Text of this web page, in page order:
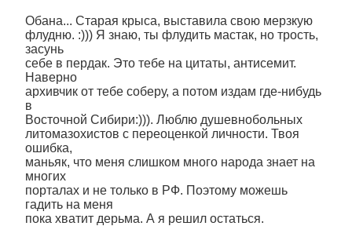
Обана... Старая крыса, выставила свою мерзкую
флудню. :))) Я знаю, ты флудить мастак, но трость,
засунь
себе в пердак. Это тебе на цитаты, антисемит.
Наверно
архивчик от тебе соберу, а потом издам где-нибудь
в
Восточной Сибири:))). Люблю душевнобольных
литомазохистов с переоценкой личности. Твоя
ошибка,
маньяк, что меня слишком много народа знает на
многих
порталах и не только в РФ. Поэтому можешь
гадить на меня
пока хватит дерьма. А я решил остаться.